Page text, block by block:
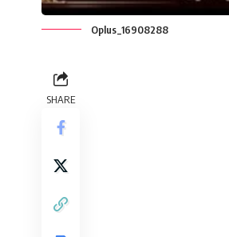
Oplus_16908288
SHARE